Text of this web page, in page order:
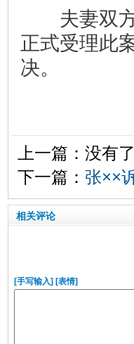
夫妻双方
正式受理此
决。
上一篇：没有了
下一篇： 张××
相关评论
[手写输入] [表情]